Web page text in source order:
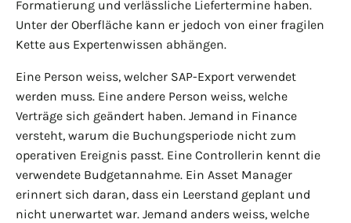
Formatierung und verlässliche Liefertermine haben.
Unter der Oberfläche kann er jedoch von einer fragilen
Kette aus Expertenwissen abhängen.
Eine Person weiss, welcher SAP-Export verwendet
werden muss. Eine andere Person weiss, welche
Verträge sich geändert haben. Jemand in Finance
versteht, warum die Buchungsperiode nicht zum
operativen Ereignis passt. Eine Controllerin kennt die
verwendete Budgetannahme. Ein Asset Manager
erinnert sich daran, dass ein Leerstand geplant und
nicht unerwartet war. Jemand anders weiss, welche